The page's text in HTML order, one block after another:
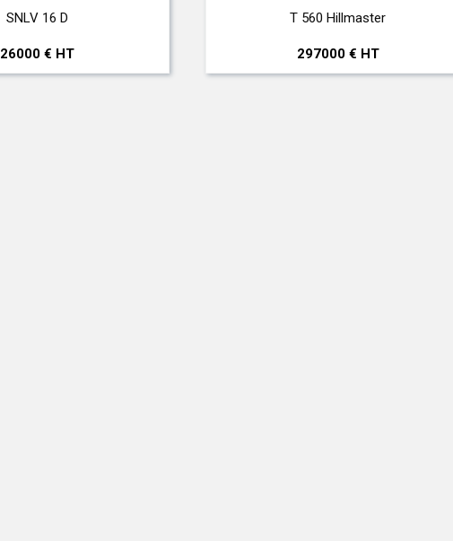
SNLV 16 D
26000 € HT
T 560 Hillmaster
297000 € HT